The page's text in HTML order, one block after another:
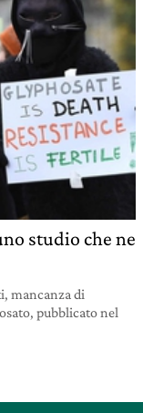
studio che ne
mancanza di
pubblicato nel